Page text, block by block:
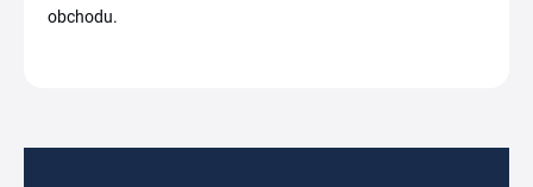
obchodu.